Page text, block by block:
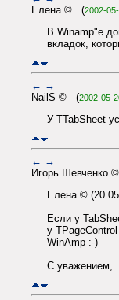
Елена © (2002-
В Winamp"е
вкладок,
← →
NailS © (2002-05-
У TTabSheet
← →
Игорь Шевченко
Елена ©
Если у
у
WinAmp :-)
С уважением,